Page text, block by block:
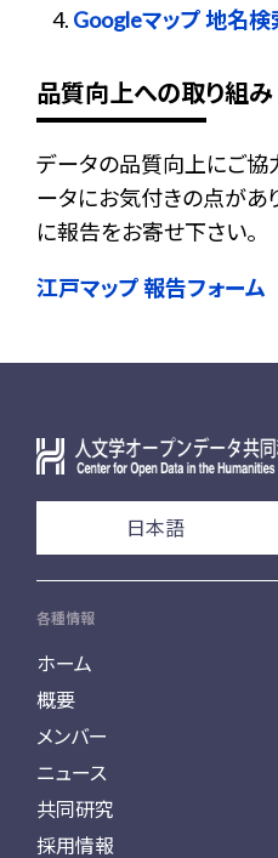
Googleマップ 地名検
品質向上への取り組み
データの品質向上にご協
ータにお気付きの点があ
に報告をお寄せ下さい。
江戸マップ 報告フォーム
日本語
各種情報
ホーム
概要
メンバー
ニュース
共同研究
採用情報